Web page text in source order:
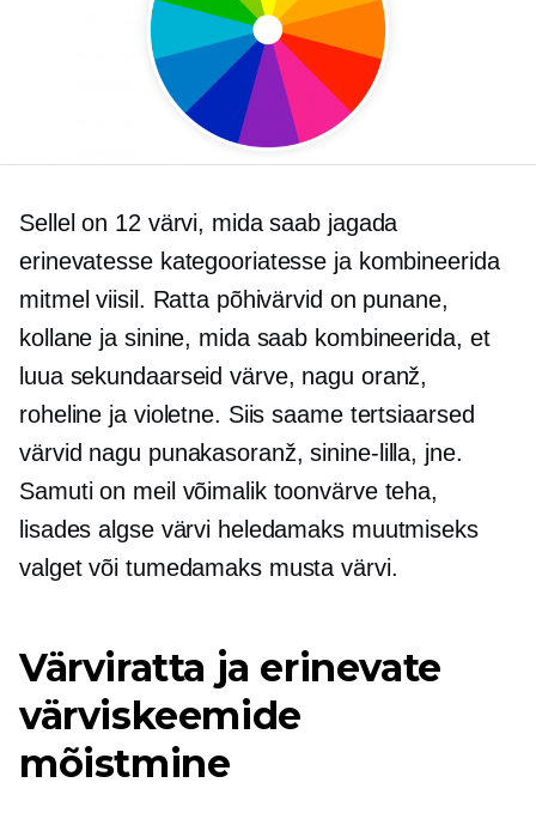
Sellel on 12 värvi, mida saab jagada
erinevatesse kategooriatesse ja kombineerida
mitmel viisil. Ratta põhivärvid on punane,
kollane ja sinine, mida saab kombineerida, et
luua sekundaarseid värve, nagu oranž,
roheline ja violetne. Siis saame tertsiaarsed
värvid nagu punakasoranž, sinine-lilla, jne.
Samuti on meil võimalik toonvärve teha,
lisades algse värvi heledamaks muutmiseks
valget või tumedamaks musta värvi.
Värviratta ja erinevate
värviskeemide
mõistmine